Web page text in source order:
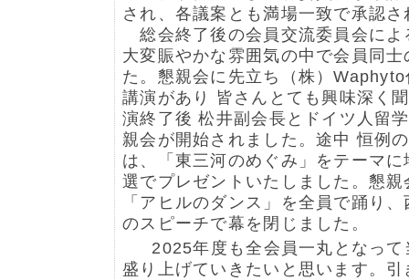
され、各議案とも満場一致で承認
総会終了後の会員交流委員会によ
大変賑やかな雰囲気の中で会員同
た。懇親会に先立ち（株）
講演があり 皆さんとても興味深く
演終了後 松井副会長とドイツ人留
親会が開始されました。途中 恒例
は、「東三河のめぐみ」をテーマ
選でプレゼントいたしました。懇
「アヒルのダンス」を全員で踊り
のスピーチで幕を閉じました。
2025年度も全会員一丸となって
盛り上げていきたいと思います。